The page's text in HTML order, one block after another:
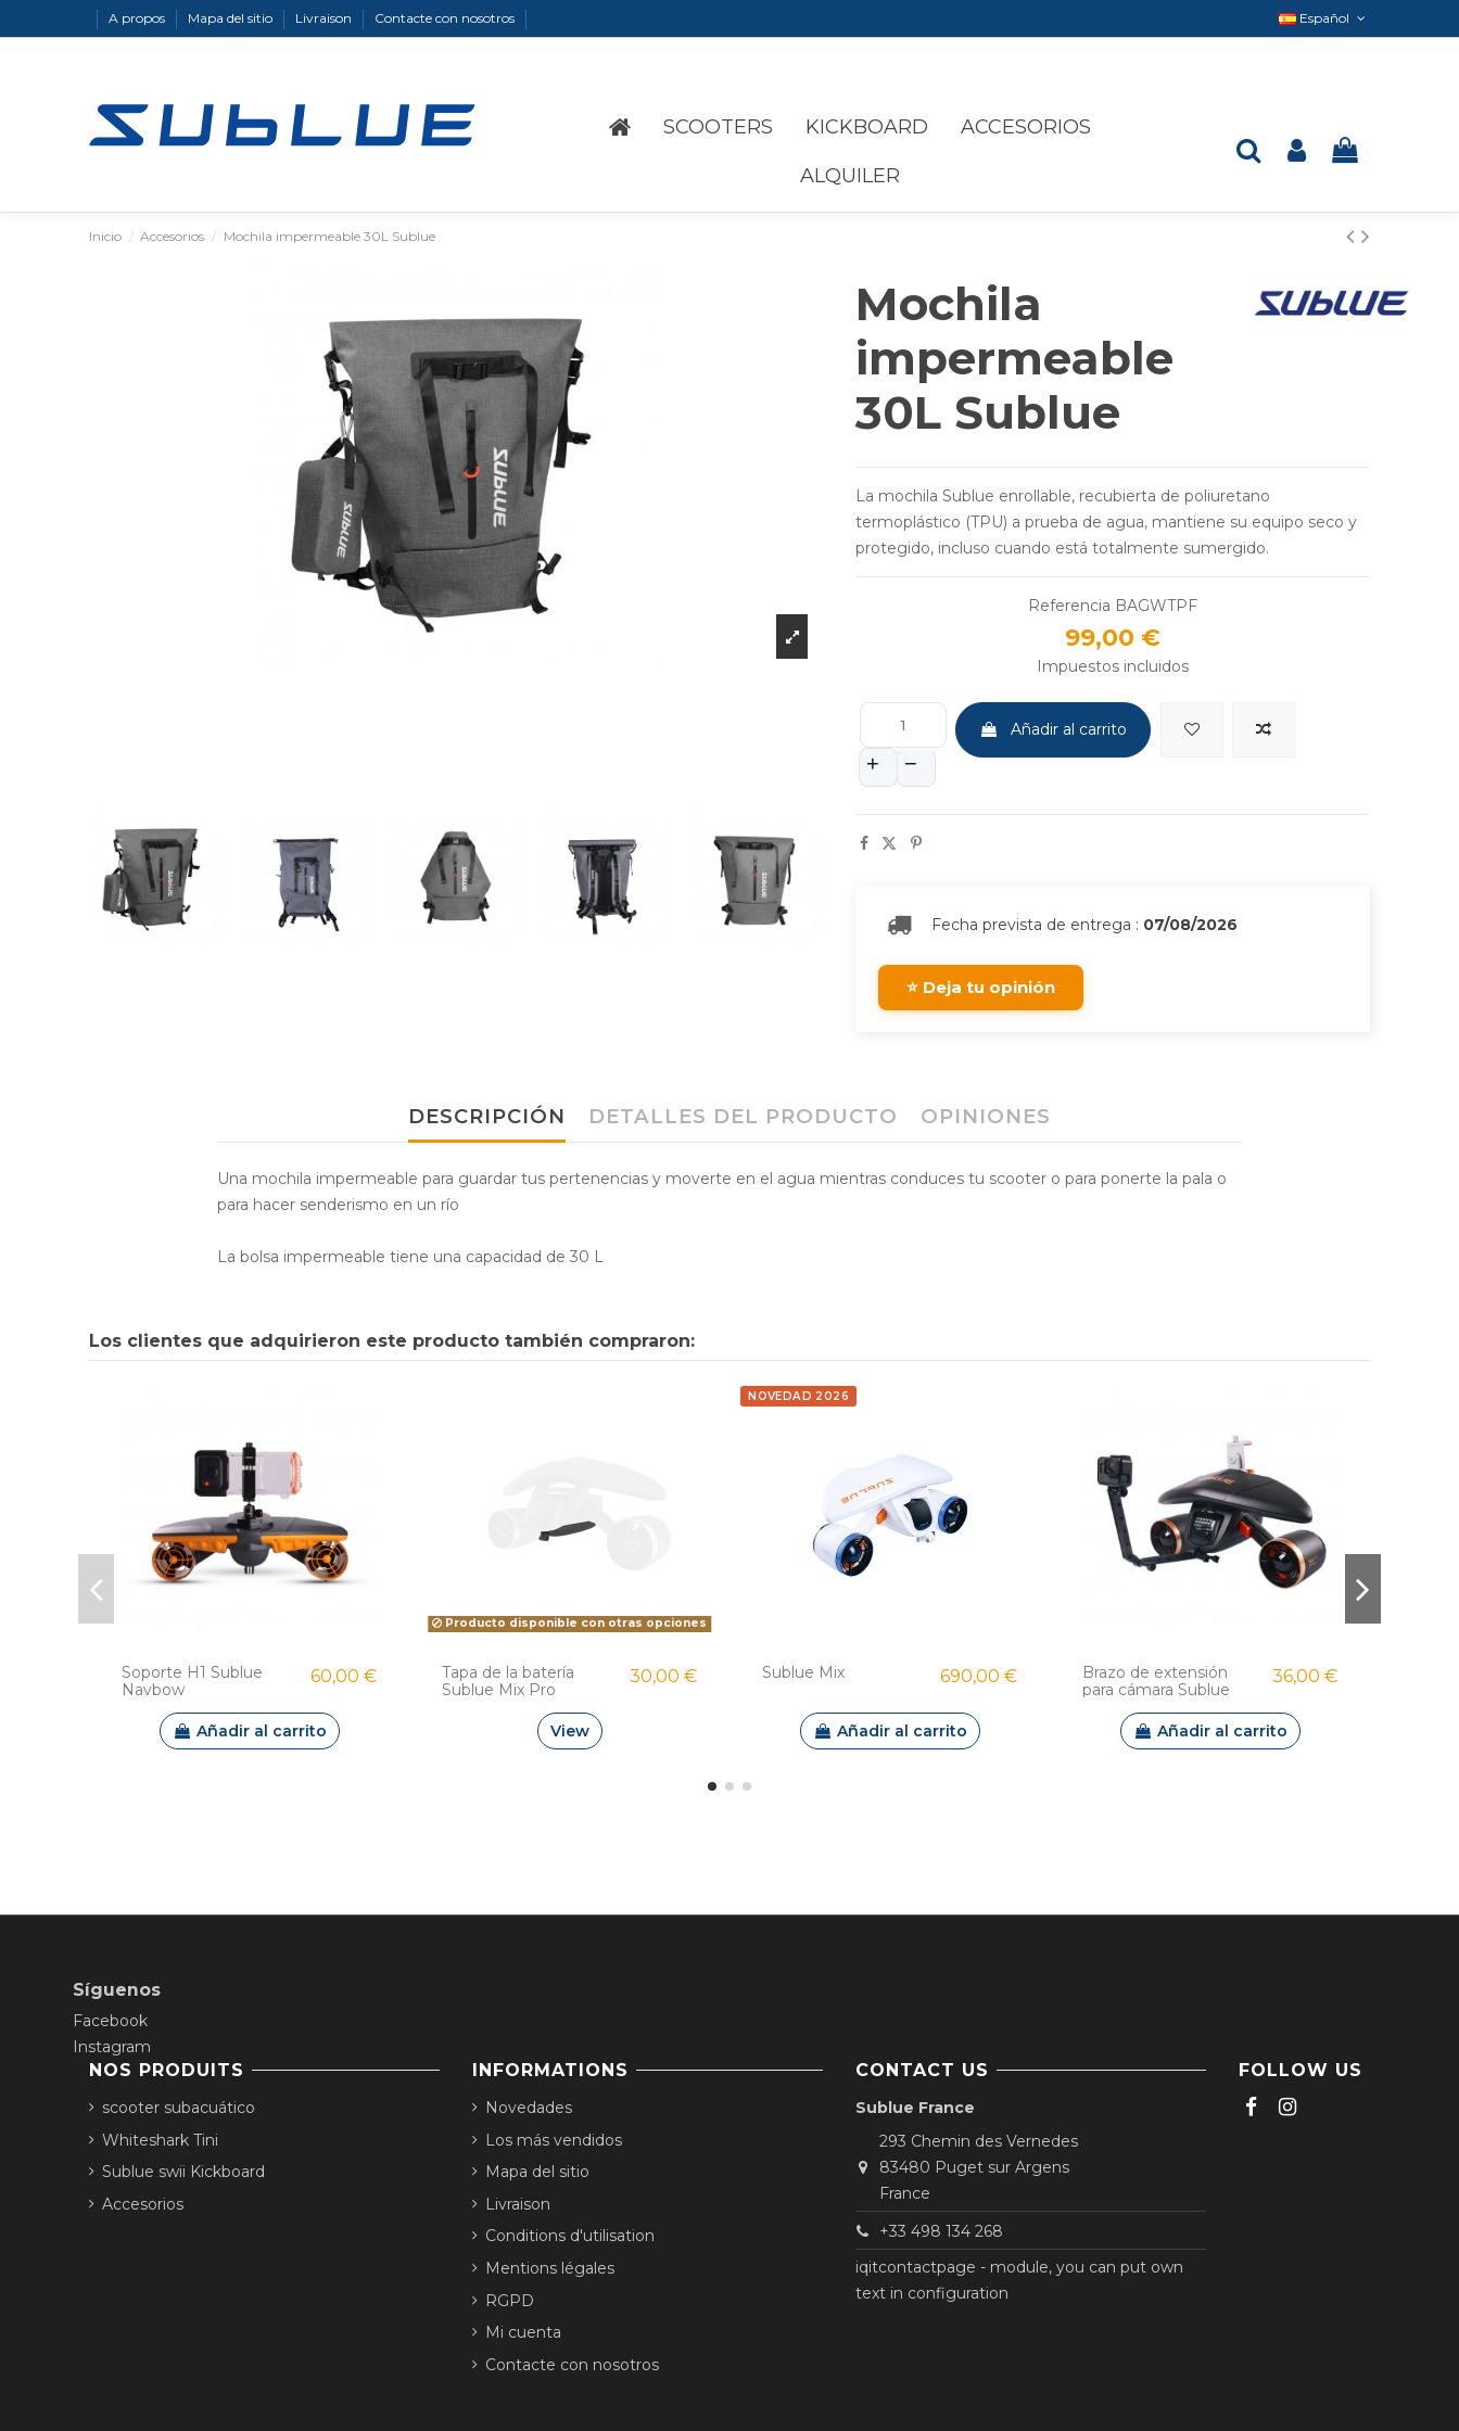
A propos Mapa del sitio Livraison Contacte con nosotros Español
SCOOTERS KICKBOARD ACCESORIOS
ALQUILER
Inicio Accesorios Mochila impermeable 30L Sublue
Mochila
impermeable
30L Sublue
La mochila Sublue enrollable, recubierta de poliuretano
termoplástico (TPU) a prueba de agua, mantiene su equipo seco y
protegido, incluso cuando está totalmente sumergido.
Referencia BAGWTPF
99,00 €
Impuestos incluidos
Añadir al carrito
Fecha prevista de entrega : 07/08/2026
⭐ Deja tu opinión
DESCRIPCIÓN DETALLES DEL PRODUCTO OPINIONES
Una mochila impermeable para guardar tus pertenencias y moverte en el agua mientras conduces tu scooter o para ponerte la pala o
para hacer senderismo en un río
La bolsa impermeable tiene una capacidad de 30 L
Los clientes que adquirieron este producto también compraron:
Soporte H1 Sublue
Navbow
60,00 €
Añadir al carrito
Producto disponible con otras opciones
Tapa de la batería
Sublue Mix Pro
30,00 €
View
NOVEDAD 2026
Sublue Mix 690,00 €
Añadir al carrito
Brazo de extensión
para cámara Sublue
36,00 €
Añadir al carrito
Síguenos
Facebook
Instagram
NOS PRODUITS
scooter subacuático
Whiteshark Tini
Sublue swii Kickboard
Accesorios
INFORMATIONS
Novedades
Los más vendidos
Mapa del sitio
Livraison
Conditions d'utilisation
Mentions légales
RGPD
Mi cuenta
Contacte con nosotros
CONTACT US
Sublue France
293 Chemin des Vernedes
83480 Puget sur Argens
France
+33 498 134 268‬
iqitcontactpage - module, you can put own
text in configuration
FOLLOW US